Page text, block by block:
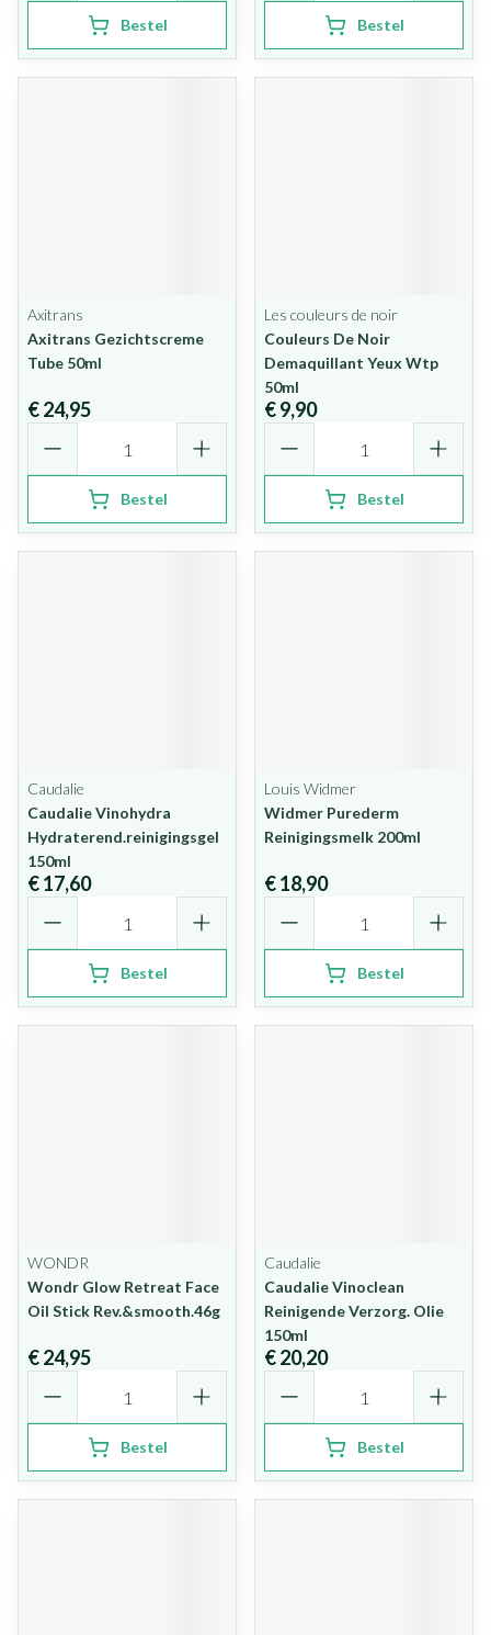
Bestel Bestel
Axitrans
Axitrans Gezichtscreme
Tube 50ml
€ 24,95
Bestel
Les couleurs de noir
Couleurs De Noir
Demaquillant Yeux Wtp
50ml
€ 9,90
Bestel
Caudalie
Caudalie Vinohydra
Hydraterend.reinigingsgel
150ml
€ 17,60
Bestel
Louis Widmer
Widmer Purederm
Reinigingsmelk 200ml
€ 18,90
Bestel
WONDR
Wondr Glow Retreat Face
Oil Stick Rev.&smooth.46g
€ 24,95
Bestel
Caudalie
Caudalie Vinoclean
Reinigende Verzorg. Olie
150ml
€ 20,20
Bestel